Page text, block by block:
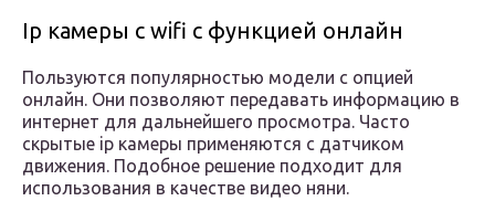
Ip камеры с wifi с функцией онлайн
Пользуются популярностью модели с опцией
онлайн. Они позволяют передавать информацию в
интернет для дальнейшего просмотра. Часто
скрытые ip камеры применяются с датчиком
движения. Подобное решение подходит для
использования в качестве видео няни.